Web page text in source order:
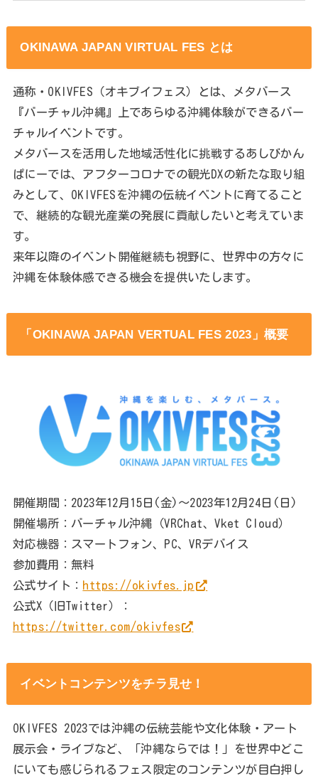
OKINAWA JAPAN VIRTUAL FES とは
通称・OKIVFES（オキブイフェス）とは、メタバース
『バーチャル沖縄』上であらゆる沖縄体験ができるバー
チャルイベントです。
メタバースを活用した地域活性化に挑戦するあしびかん
ぱにーでは、アフターコロナでの観光DXの新たな取り組
みとして、OKIVFESを沖縄の伝統イベントに育てること
で、継続的な観光産業の発展に貢献したいと考えていま
す。
来年以降のイベント開催継続も視野に、世界中の方々に
沖縄を体験体感できる機会を提供いたします。
「OKINAWA JAPAN VERTUAL FES 2023」概要
開催期間：2023年12月15日(金)〜2023年12月24日(日)
開催場所：バーチャル沖縄（VRChat、Vket Cloud）
対応機器：スマートフォン、PC、VRデバイス
参加費用：無料
公式サイト： https://okivfes.jp
公式X（旧Twitter）：
https://twitter.com/okivfes
イベントコンテンツをチラ見せ！
OKIVFES 2023では沖縄の伝統芸能や文化体験・アート
展示会・ライブなど、「沖縄ならでは！」を世界中どこ
にいても感じられるフェス限定のコンテンツが目白押し